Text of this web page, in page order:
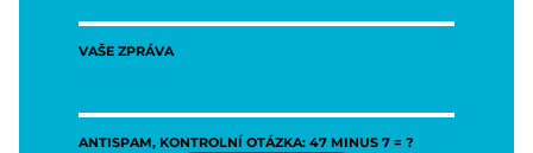
VAŠE ZPRÁVA
ANTISPAM, KONTROLNÍ OTÁZKA: 47 MINUS 7 = ?